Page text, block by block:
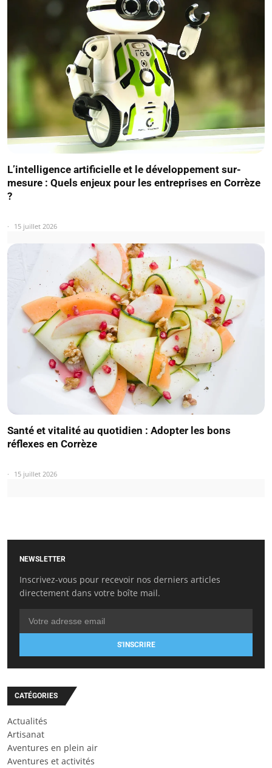
L’intelligence artificielle et le développement sur-
mesure : Quels enjeux pour les entreprises en Corrèze
?
15 juillet 2026
Santé et vitalité au quotidien : Adopter les bons
réflexes en Corrèze
15 juillet 2026
NEWSLETTER
Inscrivez-vous pour recevoir nos derniers articles
directement dans votre boîte mail.
S'INSCRIRE
CATÉGORIES
Actualités
Artisanat
Aventures en plein air
Aventures et activités